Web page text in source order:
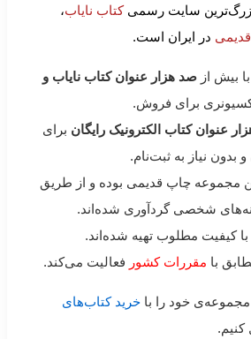
بزرگ‌ترین سایت رسمیکتاب نایاب،
در ایران است.
بیش از صد هزار عنوان کتاب نایاب و
برای فروش.
عنوان کتاب الکترونیک رایگان برای
و بدون نیاز به ثبت‌نام.
مجموعه چاپ قدیمی بوده و از طریق
شخصی گردآوری شده‌اند.
کیفیت مطلوب تهیه شده‌اند.
با مقررات کشور فعالیت می‌کند.
مجموعه‌ی خود را با خرید کتاب‌های
کنیم.